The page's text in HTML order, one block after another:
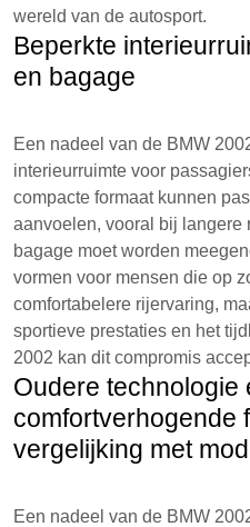
wereld van de autosport.
Beperkte
en bagage
Een nadeel van de BMW
interieurruimte voor
compacte formaat kunnen
aanvoelen, vooral bij langere
bagage moet worden
vormen voor mensen die op
comfortabelere rijervaring,
sportieve prestaties en het
2002 kan dit compromis
Oudere technologie
comfortverhogende
vergelijking met
Een nadeel van de BMW